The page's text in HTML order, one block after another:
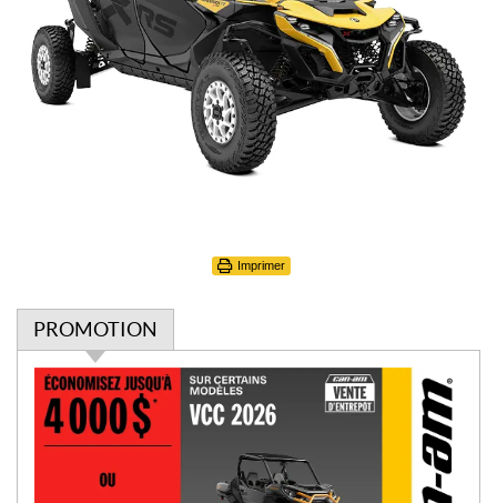
Imprimer
PROMOTION
P
o
m